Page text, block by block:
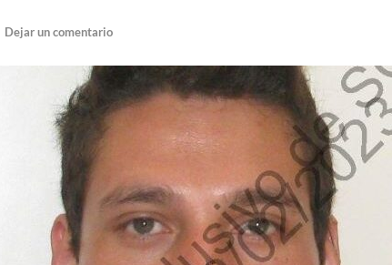
Dejar un comentario